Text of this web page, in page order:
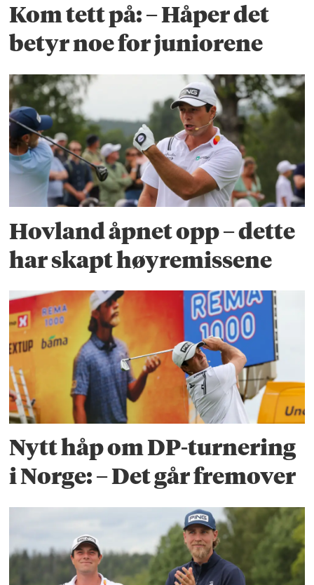
Kom tett på: – Håper det
betyr noe for juniorene
Hovland åpnet opp – dette
har skapt høyremissene
Nytt håp om DP-turnering
i Norge: – Det går fremover